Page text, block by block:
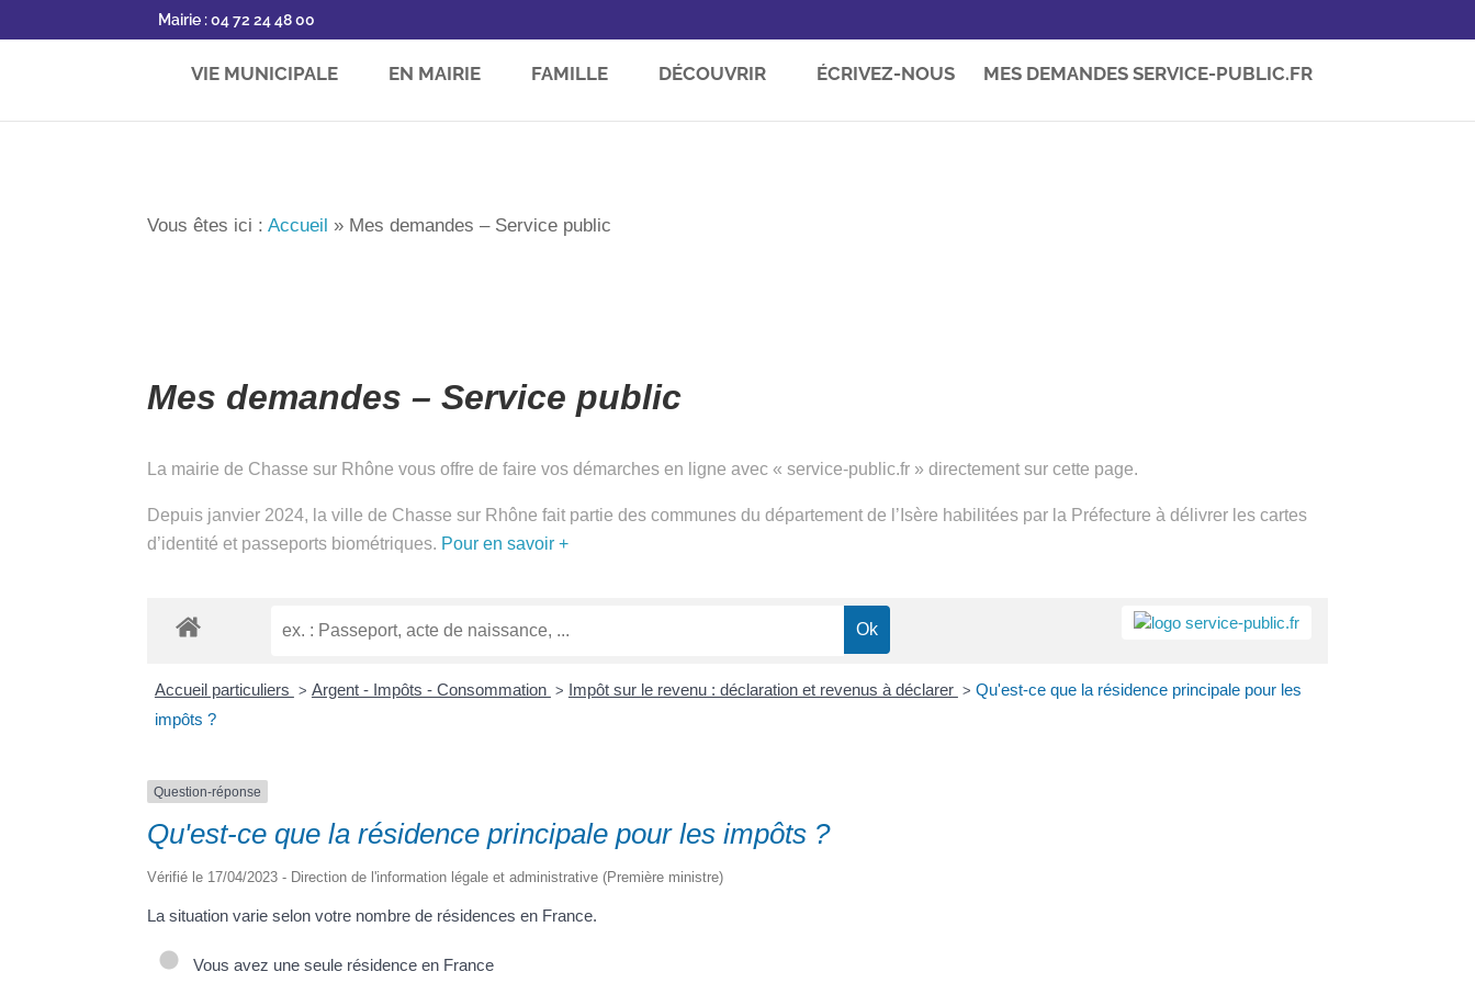
Mairie : 04 72 24 48 00
VIE MUNICIPALE EN MAIRIE FAMILLE DÉCOUVRIR ÉCRIVEZ-NOUS MES DEMANDES SERVICE-PUBLIC.FR
Vous êtes ici : Accueil » Mes demandes – Service public
Mes demandes – Service public
La mairie de Chasse sur Rhône vous offre de faire vos démarches en ligne avec « service-public.fr » directement sur cette page.
Depuis janvier 2024, la ville de Chasse sur Rhône fait partie des communes du département de l’Isère habilitées par la Préfecture à délivrer les cartes
d’identité et passeports biométriques.Pour en savoir +
Accueil particuliers > Argent - Impôts - Consommation > Impôt sur le revenu : déclaration et revenus à déclarer>
Qu'est-ce que la résidence principale pour les
impôts ?
Question-réponse
Qu'est-ce que la résidence principale pour les impôts ?
Vérifié le 17/04/2023 - Direction de l'information légale et administrative (Première ministre)
La situation varie selon votre nombre de résidences en France.
Vous avez une seule résidence en France